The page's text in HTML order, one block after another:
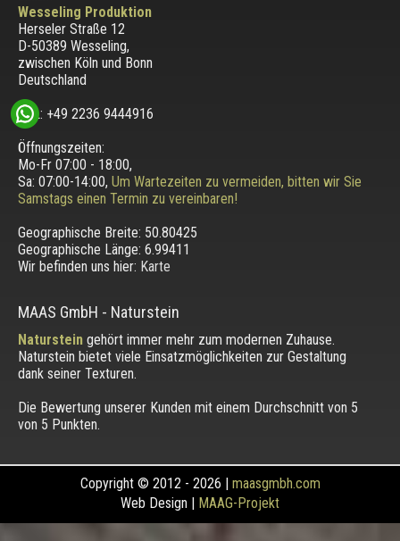
Wesseling Produktion
Herseler Straße 12
D-50389 Wesseling,
zwischen Köln und Bonn
Deutschland
TEL: +49 2236 9444916
Öffnungszeiten:
Mo-Fr 07:00 - 18:00,
Sa: 07:00-14:00, Um Wartezeiten zu vermeiden, bitten wir Sie
Samstags einen Termin zu vereinbaren!
Geographische Breite: 50.80425
Geographische Länge: 6.99411
Wir befinden uns hier: Karte
MAAS GmbH - Naturstein
Natursteingehört immer mehr zum modernen Zuhause.
Naturstein bietet viele Einsatzmöglichkeiten zur Gestaltung
dank seiner Texturen.
Die Bewertung unserer Kunden mit einem Durchschnitt von 5
von 5 Punkten.
Copyright © 2012 - 2026 | maasgmbh.com
Web Design | MAAG-Projekt